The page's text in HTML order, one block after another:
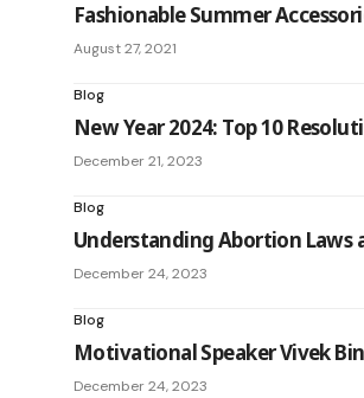
Fashionable Summer
August 27, 2021
Blog
New Year 2024: Top 10
December 21, 2023
Blog
Understanding Abortion Laws
December 24, 2023
Blog
Motivational Speaker Vivek
December 24, 2023